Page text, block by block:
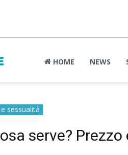
Salutarmente HOME NEWS
sessualità
serve? Prezzo